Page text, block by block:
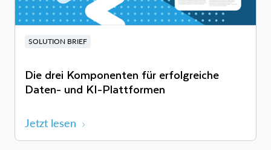
SOLUTION BRIEF
Die drei Komponenten für erfolgreiche
Daten- und KI-Plattformen
Jetzt lesen